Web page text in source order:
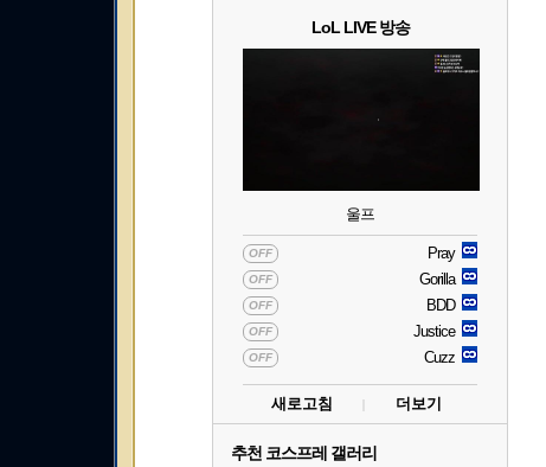
LoL LIVE 방송
울프
OFF Pray
OFF Gorilla
OFF BDD
OFF Justice
OFF Cuzz
새로고침 더보기
추천 코스프레 갤러리